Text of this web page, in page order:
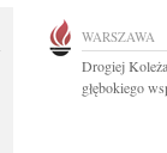
WARSZAWA
Drogiej
głębokiego